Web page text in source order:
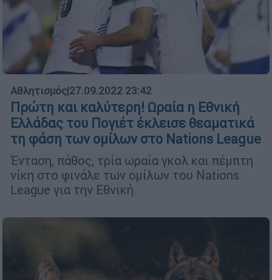
Αθλητισμός|27.09.2022 23:42
Πρώτη και καλύτερη! Ωραία η Εθνική
Ελλάδας του Πογιέτ έκλεισε θεαματικά
τη φάση των ομίλων στο Nations League
Ένταση, πάθος, τρία ωραία γκολ και πέμπτη
νίκη στο φινάλε των ομίλων του Nations
League για την Εθνική.